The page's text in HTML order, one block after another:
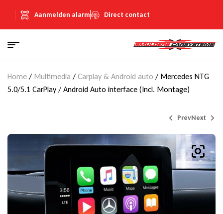
Aanmelden alarm Direct contact
Home / Multimedia / Carplay & Android auto / Mercedes NTG
5.0/5.1 CarPlay / Android Auto interface (Incl. Montage)
Prev
€
(Inclusief €145,95
BTW)
Next
€
(Inclusief €145,95
BTW)